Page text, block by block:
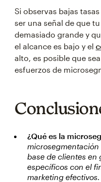
Si observas bajas
ser una señal de que
demasiado grande y
el alcance es bajo y el
alto, es posible que
esfuerzos de
¿Qué es la
microsegmentación
base de clientes en
específicos con el
marketing efectivos.